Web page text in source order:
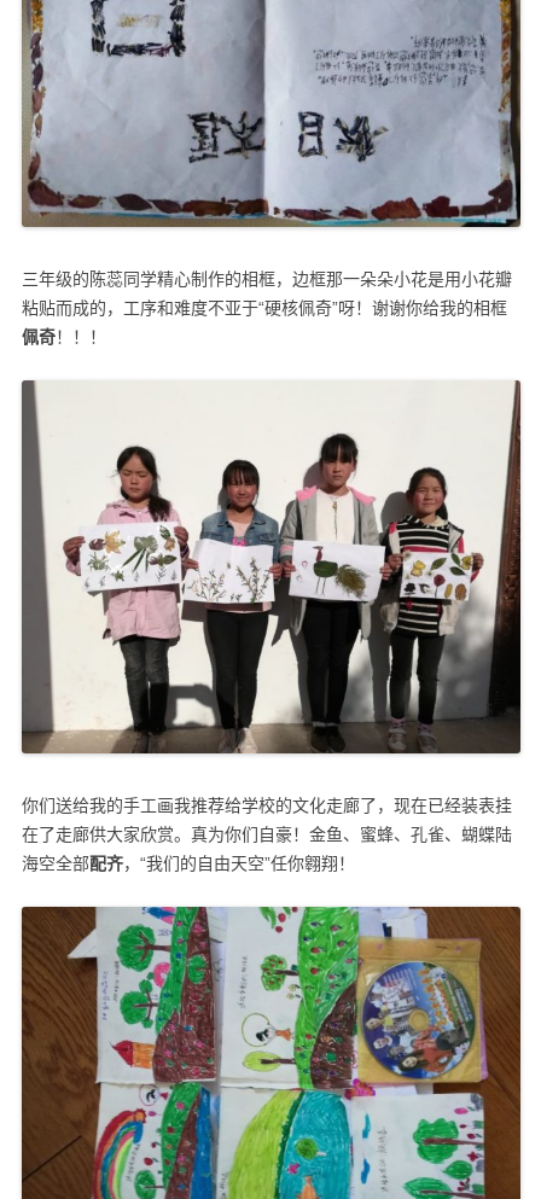
三年级的陈蕊同学精心制作的相框，边框那一朵朵小花是用小花瓣
粘贴而成的，工序和难度不亚于“硬核佩奇”呀！谢谢你给我的相框
佩奇！！！
你们送给我的手工画我推荐给学校的文化走廊了，现在已经装表挂
在了走廊供大家欣赏。真为你们自豪！金鱼、蜜蜂、孔雀、蝴蝶陆
海空全部配齐，“我们的自由天空”任你翱翔！